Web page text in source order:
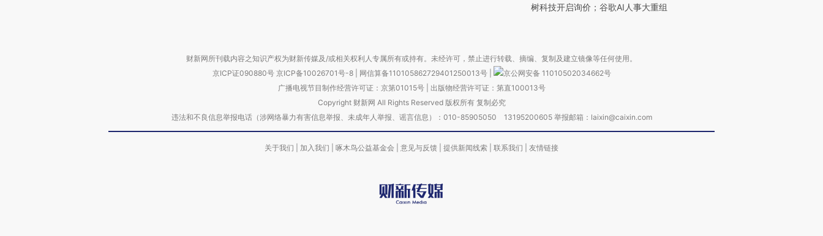
树科技开启询价；谷歌AI人事大重组
财新网所刊载内容之知识产权为财新传媒及/或相关权利人专属所有或持有。未经许可，禁止进行转载、摘编、复制及建立镜像等任何使用。
京ICP证090880号 京ICP备10026701号-8 网信算备110105862729401250013号
京公网安备 11010502034662号
广播电视节目制作经营许可证：京第01015号| 出版物经营许可证：第直100013号
Copyright 财新网 All Rights Reserved 版权所有 复制必究
违法和不良信息举报电话（涉网络暴力有害信息举报、未成年人举报、谣言信息）：010-85905050 13195200605 举报邮箱：laixin@caixin.com
关于我们 加入我们 啄木鸟公益基金会 意见与反馈 提供新闻线索 联系我们 友情链接